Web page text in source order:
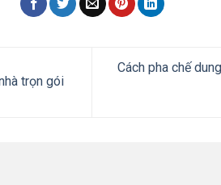
trọn gói
Cách pha chế